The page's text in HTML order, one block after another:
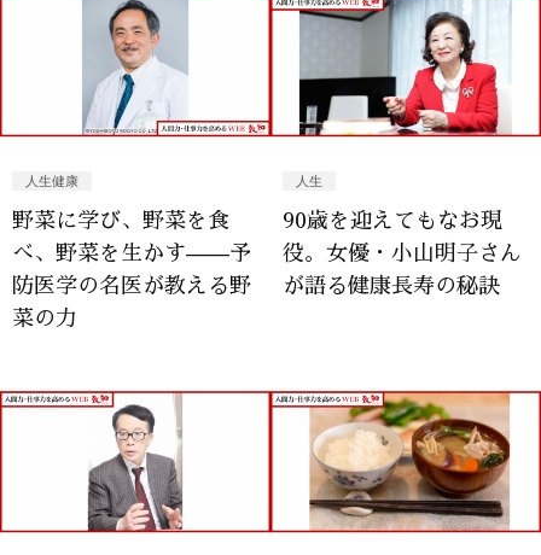
人生健康
野菜に学び、野菜を食
べ、野菜を生かす——予
防医学の名医が教える野
菜の力
人生
90歳を迎えてもなお現
役。女優・小山明子さん
が語る健康長寿の秘訣